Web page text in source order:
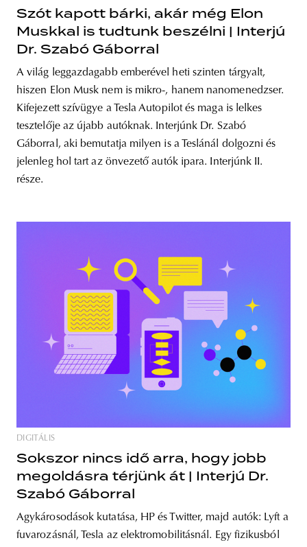
Szót kapott bárki, akár még Elon
Muskkal is tudtunk beszélni | Interjú
Dr. Szabó Gáborral
A világ leggazdagabb emberével heti szinten tárgyalt,
hiszen Elon Musk nem is mikro-, hanem nanomenedzser.
Kifejezett szívügye a Tesla Autopilot és maga is lelkes
tesztelője az újabb autóknak. Interjúnk Dr. Szabó
Gáborral, aki bemutatja milyen is a Teslánál dolgozni és
jelenleg hol tart az önvezető autók ipara. Interjúnk II.
része.
DIGITÁLIS
Sokszor nincs idő arra, hogy jobb
megoldásra térjünk át | Interjú Dr.
Szabó Gáborral
Agykárosodások kutatása, HP és Twitter, majd autók: Lyft a
fuvarozásnál, Tesla az elektromobilitásnál. Egy fizikusból